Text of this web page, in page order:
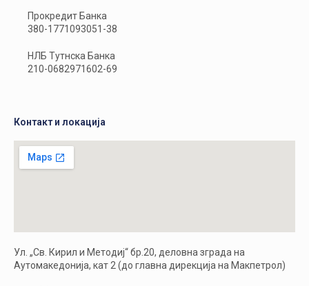
Прокредит Банка
380-1771093051-38
НЛБ Тутнска Банка
210-0682971602-69
Контакт и локација
Ул. „Св. Кирил и Методиј“ бр.20, деловна зграда на
Аутомакедонија, кат 2 (до главна дирекција на Макпетрол)